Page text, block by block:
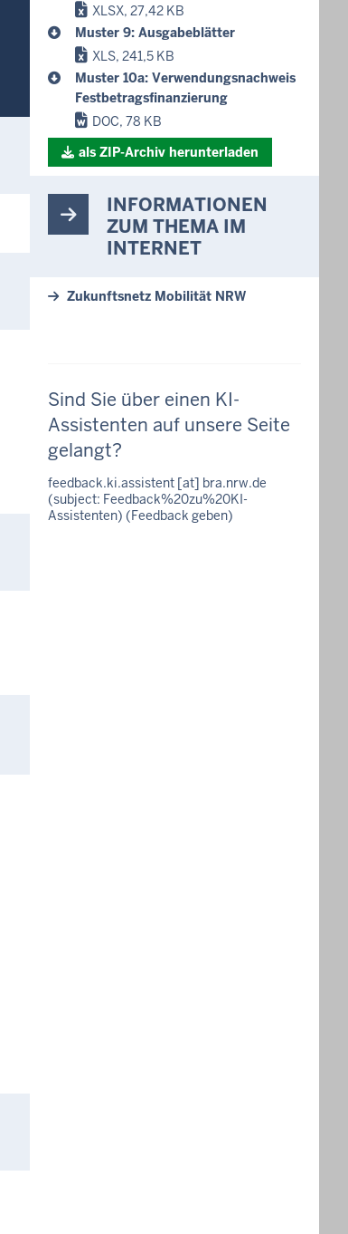
XLSX, 27,42 KB
Muster 9: Ausgabeblätter
XLS, 241,5 KB
Muster 10a: Verwendungsnachweis
Festbetragsfinanzierung
DOC, 78 KB
als ZIP-Archiv herunterladen
INFORMATIONEN
ZUM THEMA IM
INTERNET
Zukunftsnetz Mobilität NRW
Sind Sie über einen KI-
Assistenten auf unsere Seite
gelangt?
feedback.ki.assistent [at] bra.nrw.de
(subject: Feedback%20zu%20KI-
Assistenten) (Feedback geben)